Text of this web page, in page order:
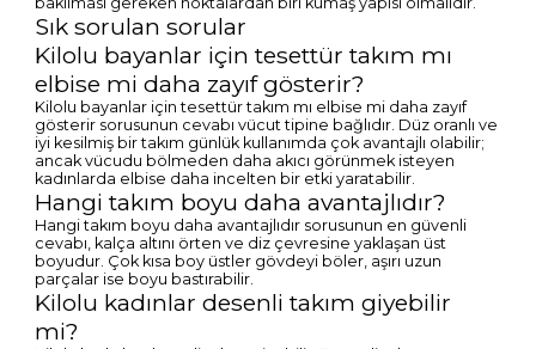
Sık sorulan sorular
Kilolu bayanlar için tesettür takım mı
elbise mi daha zayıf gösterir?
Kilolu bayanlar için tesettür takım mı elbise mi daha zayıf
gösterir sorusunun cevabı vücut tipine bağlıdır. Düz oranlı ve
iyi kesilmiş bir takım günlük kullanımda çok avantajlı olabilir;
ancak vücudu bölmeden daha akıcı görünmek isteyen
kadınlarda elbise daha incelten bir etki yaratabilir.
Hangi takım boyu daha avantajlıdır?
Hangi takım boyu daha avantajlıdır sorusunun en güvenli
cevabı, kalça altını örten ve diz çevresine yaklaşan üst
boyudur. Çok kısa boy üstler gövdeyi böler, aşırı uzun
parçalar ise boyu bastırabilir.
Kilolu kadınlar desenli takım giyebilir
mi?